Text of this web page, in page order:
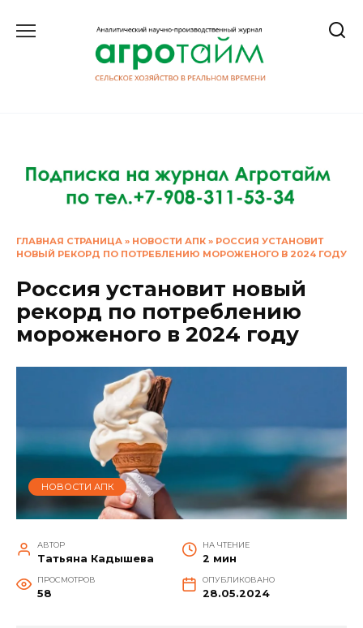
ГЛАВНАЯ СТРАНИЦА » НОВОСТИ АПК » РОССИЯ УСТАНОВИТ
НОВЫЙ РЕКОРД ПО ПОТРЕБЛЕНИЮ МОРОЖЕНОГО В 2024 ГОДУ
Россия установит новый
рекорд по потреблению
мороженого в 2024 году
НОВОСТИ АПК
АВТОР
Татьяна Кадышева
НА ЧТЕНИЕ
2 мин
ПРОСМОТРОВ
58
ОПУБЛИКОВАНО
28.05.2024